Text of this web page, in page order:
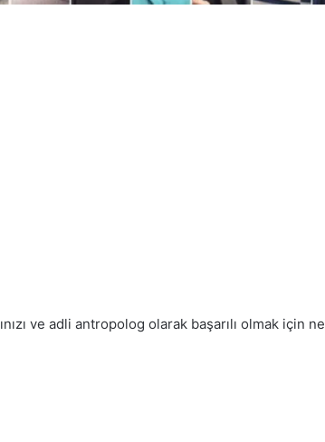
ve adli antropolog olarak başarılı olmak için ne